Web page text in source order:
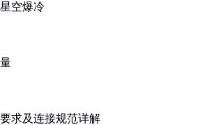
空爆冷
求及连接规范详解